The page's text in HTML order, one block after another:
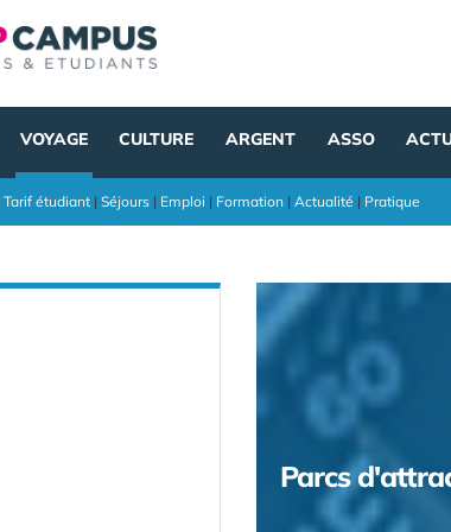
VOYAGE CULTURE ARGENT ASSO
Tarif étudiant | Séjours | Emploi | Formation | Actualité | Pratique
Parcs